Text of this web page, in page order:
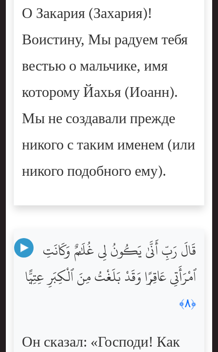
О Закария (Захария)!
Воистину, Мы радуем тебя
вестью о мальчике, имя
которому Йахья (Иоанн).
Мы не создавали прежде
никого с таким именем (или
никого подобного ему).
قَالَ رَبِّ أَنَّىٰ يَكُونُ لِى غُلَٰمٌۭ وَكَانَتِ
ٱمْرَأَتِى عَاقِرًۭا وَقَدْ بَلَغْتُ مِنَ ٱلْكِبَرِ عِتِيًّۭا
﴿٨﴾
Он сказал: «Господи! Как